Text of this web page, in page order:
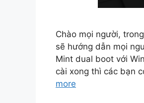
Chào mọi người,
sẽ hướng dẫn mọi
Mint dual boot với
cài xong thì các bạn
more